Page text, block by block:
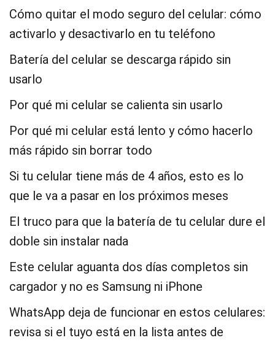
Cómo quitar el modo seguro del celular: cómo
activarlo y desactivarlo en tu teléfono
Batería del celular se descarga rápido sin
usarlo
Por qué mi celular se calienta sin usarlo
Por qué mi celular está lento y cómo hacerlo
más rápido sin borrar todo
Si tu celular tiene más de 4 años, esto es lo
que le va a pasar en los próximos meses
El truco para que la batería de tu celular dure el
doble sin instalar nada
Este celular aguanta dos días completos sin
cargador y no es Samsung ni iPhone
WhatsApp deja de funcionar en estos celulares:
revisa si el tuyo está en la lista antes de